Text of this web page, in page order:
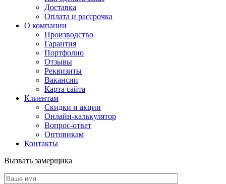
Доставка
Оплата и рассрочка
О компании
Производство
Гарантия
Портфолио
Отзывы
Реквизиты
Вакансии
Карта сайта
Клиентам
Скидки и акции
Онлайн-калькулятор
Вопрос-ответ
Оптовикам
Контакты
Вызвать замерщика